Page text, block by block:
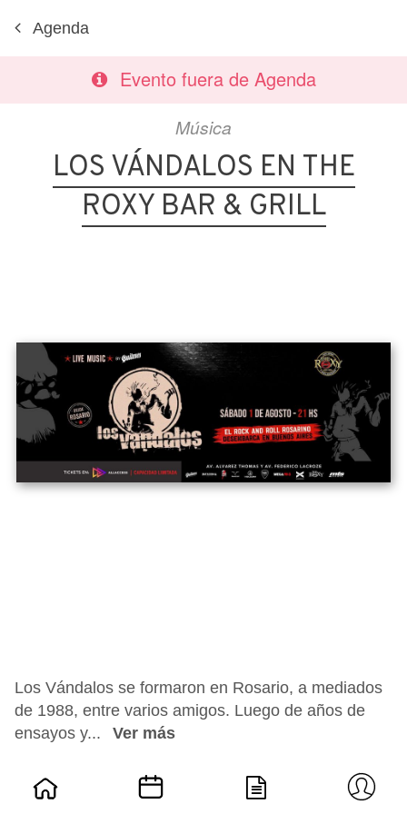
Agenda
Evento fuera de Agenda
Música
LOS VÁNDALOS EN THE
ROXY BAR & GRILL
Los Vándalos se formaron en Rosario, a mediados
de 1988, entre varios amigos. Luego de años de
ensayos y...
Ver más